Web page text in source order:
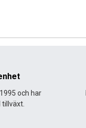
och har
tillväxt.